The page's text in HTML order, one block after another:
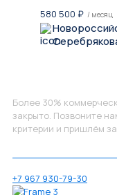
580 500 ₽ / месяц
Более 30%
закрыто. Позвоните
критерии и пришлём
+7 967 930-79-30